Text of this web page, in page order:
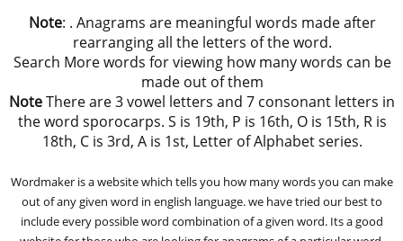
Note: . Anagrams are meaningful words made after
rearranging all the letters of the word.
Search More words for viewing how many words can be
made out of them
NoteThere are 3 vowel letters and 7 consonant letters in
the word sporocarps. S is 19th, P is 16th, O is 15th, R is
18th, C is 3rd, A is 1st, Letter of Alphabet series.
Wordmaker is a website which tells you how many words you can make
out of any given word in english language. we have tried our best to
include every possible word combination of a given word. Its a good